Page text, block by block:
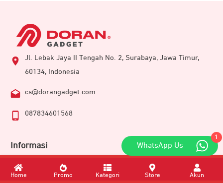
Jl. Lebak Jaya II Tengah No. 2, Surabaya, Jawa Timur,
60134, Indonesia
cs@dorangadget.com
087834601568
Informasi
Tentang Kami
Kontak Kami
1
WhatsApp Us
Home Promo Kategori Store Akun